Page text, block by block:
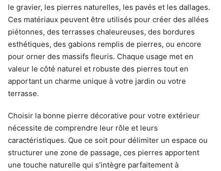
le gravier, les pierres naturelles, les pavés et les dallages.
Ces matériaux peuvent être utilisés pour créer des allées
piétonnes, des terrasses chaleureuses, des bordures
esthétiques, des gabions remplis de pierres, ou encore
pour orner des massifs fleuris. Chaque usage met en
valeur le côté naturel et robuste des pierres tout en
apportant un charme unique à votre jardin ou votre
terrasse.
Choisir la bonne pierre décorative pour votre extérieur
nécessite de comprendre leur rôle et leurs
caractéristiques. Que ce soit pour délimiter un espace ou
structurer une zone de passage, ces pierres apportent
une touche naturelle qui s’intègre parfaitement à